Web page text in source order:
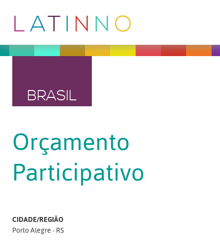
BRASIL
Orçamento
Participativo
CIDADE/REGIÃO
Porto Alegre - RS